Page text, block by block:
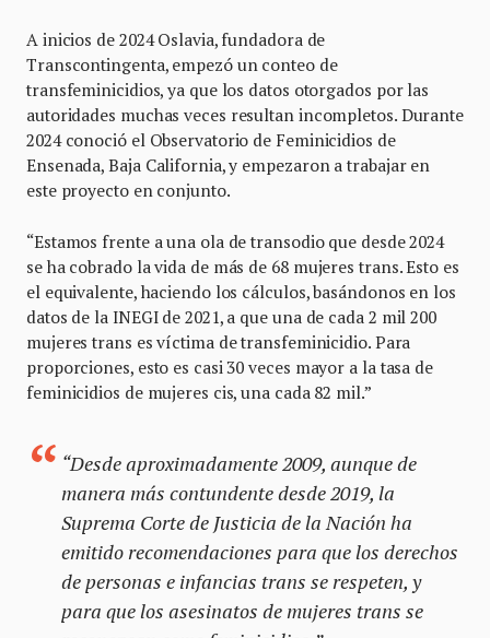
A inicios de 2024 Oslavia, fundadora de
Transcontingenta, empezó un conteo de
transfeminicidios, ya que los datos otorgados por las
autoridades muchas veces resultan incompletos. Durante
2024 conoció el Observatorio de Feminicidios de
Ensenada, Baja California, y empezaron a trabajar en
este proyecto en conjunto.
“Estamos frente a una ola de transodio que desde 2024
se ha cobrado la vida de más de 68 mujeres trans. Esto es
el equivalente, haciendo los cálculos, basándonos en los
datos de la INEGI de 2021, a que una de cada 2 mil 200
mujeres trans es víctima de transfeminicidio. Para
proporciones, esto es casi 30 veces mayor a la tasa de
feminicidios de mujeres cis, una cada 82 mil.”
“Desde aproximadamente 2009, aunque de
manera más contundente desde 2019, la
Suprema Corte de Justicia de la Nación ha
emitido recomendaciones para que los derechos
de personas e infancias trans se respeten, y
para que los asesinatos de mujeres trans se